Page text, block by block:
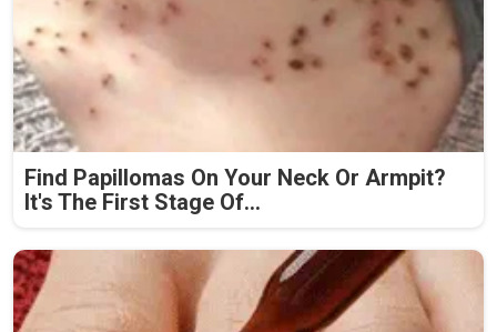
Find Papillomas On Your Neck Or Armpit?
It's The First Stage Of...